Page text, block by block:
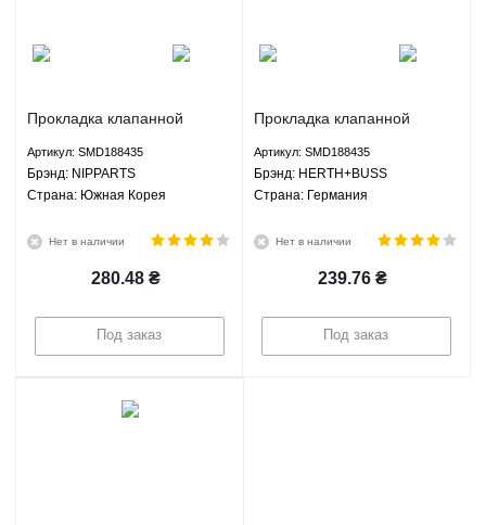
Прокладка клапанной
Хавал H3 Н5 Вингл 5 ЗХ
Лендмарк - SMD188435
NIPPARTS
Артикул: SMD188435
Брэнд: NIPPARTS
Страна: Южная Корея
Нет в наличии
280.48 ₴
Под заказ
Прокладка клапанной
Хавал H3 Н5 Вингл 5 ЗХ
Лендмарк - SMD188435
HERTH+BUSS JAKOPARTS
Артикул: SMD188435
Брэнд: HERTH+BUSS
JAKOPARTS
Страна: Германия
Нет в наличии
239.76 ₴
Под заказ